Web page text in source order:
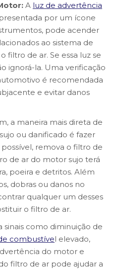
A luz de advertência
por um ícone
pode acender
ao sistema de
filtro de ar. Se essa luz se
ignorá-la. Uma verificação
é recomendada
e evitar danos
a maneira mais direta de
ou danificado é fazer
possível, remova o filtro de
de ar do motor sujo terá
poeira e detritos. Além
dobras ou danos no
qualquer um desses
o filtro de ar.
sinais como diminuição de
combustível elevado,
do motor e
filtro de ar pode ajudar a